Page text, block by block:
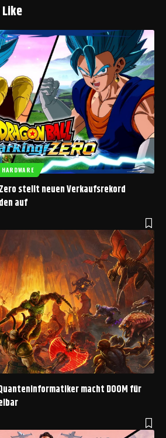
HARDWARE
stellt neuen Verkaufsrekord
auf
macht DOOM für